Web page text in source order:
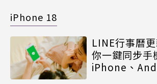
iPhone 18
LINE行事曆
你一鍵同步手
iPhone、